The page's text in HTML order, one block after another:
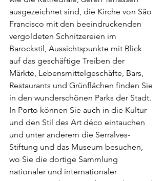
ausgezeichnet sind, die Kirche von São
Francisco mit den beeindruckenden
vergoldeten Schnitzereien im
Barockstil, Aussichtspunkte mit Blick
auf das geschäftige Treiben der
Märkte, Lebensmittelgeschäfte, Bars,
Restaurants und Grünflächen finden Sie
in den wunderschönen Parks der Stadt.
In Porto können Sie auch in die Kultur
und den Stil des Art déco eintauchen
und unter anderem die Serralves-
Stiftung und das Museum besuchen,
wo Sie die dortige Sammlung
nationaler und internationaler